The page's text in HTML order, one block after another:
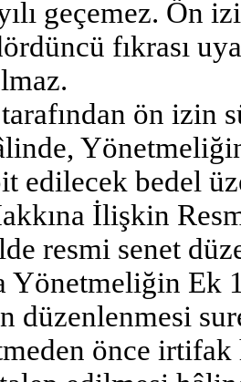
geçemez. Ön
fıkrası
tarafından ön
edilecek bedel
İlişkin
resmi senet
Yönetmeliğin Ek
düzenlenmesi
önce